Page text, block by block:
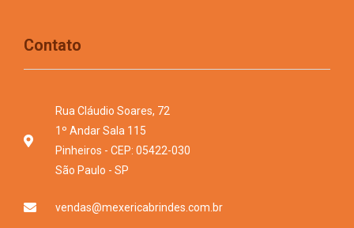
Contato
Rua Cláudio Soares, 72
1º Andar Sala 115
Pinheiros - CEP: 05422-030
São Paulo - SP
vendas@mexericabrindes.com.br